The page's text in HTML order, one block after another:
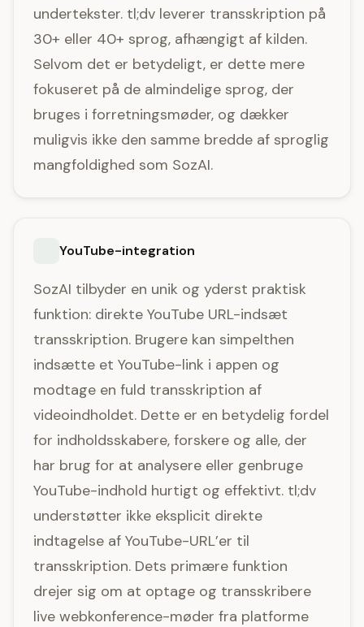
undertekster. tl;dv leverer transskription på
30+ eller 40+ sprog, afhængigt af kilden.
Selvom det er betydeligt, er dette mere
fokuseret på de almindelige sprog, der
bruges i forretningsmøder, og dækker
muligvis ikke den samme bredde af sproglig
mangfoldighed som SozAI.
YouTube-integration
SozAI tilbyder en unik og yderst praktisk
funktion: direkte YouTube URL-indsæt
transskription. Brugere kan simpelthen
indsætte et YouTube-link i appen og
modtage en fuld transskription af
videoindholdet. Dette er en betydelig fordel
for indholdsskabere, forskere og alle, der
har brug for at analysere eller genbruge
YouTube-indhold hurtigt og effektivt. tl;dv
understøtter ikke eksplicit direkte
indtagelse af YouTube-URL’er til
transskription. Dets primære funktion
drejer sig om at optage og transskribere
live webkonference-møder fra platforme